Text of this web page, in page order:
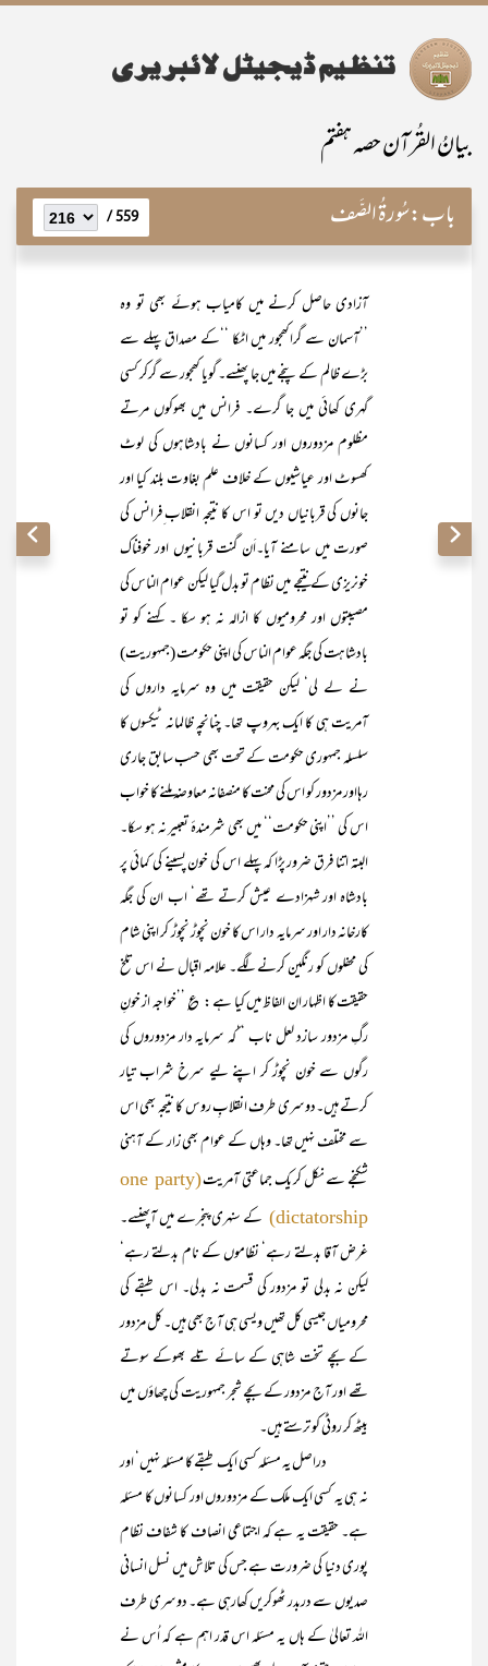
بیانُ القُرآن حصہ ہفتم
باب:سُورۃُ الصَّف 559 /
آزادی حاصل کرنے میں کامیاب ہوئے بھی تو وہ
’’آسمان سے گراکھجور میں اٹکا ‘‘کے مصداق پہلے سے
بڑے ظالم کے پنجے میں جا پھنسے۔ گویا کھجور سے گرکر کسی
گہری کھائی میں جا گرے۔ فرانس میں بھوکوں مرتے
مظلوم مزدوروں اور کسانوں نے بادشاہوں کی لوٹ
کھسوٹ اور عیاشیوں کے خلاف علم بغاوت بلند کیا اور
جانوں کی قربانیاں دیں تو اس کا نتیجہ انقلاب ِفرانس کی
صورت میں سامنے آیا۔اَن گنت قربانیوں اور خوفناک
خونریزی کے نتیجے میں نظام تو بدل گیا لیکن عوام الناس کی
مصیبتوں اور محرومیوں کا ازالہ نہ ہو سکا ۔ کہنے کو تو
بادشاہت کی جگہ عوام الناس کی اپنی حکومت (جمہوریت)
نے لے لی‘ لیکن حقیقت میں وہ سرمایہ داروں کی
آمریت ہی کا ایک بہروپ تھا۔ چنانچہ ظالمانہ ٹیکسوں کا
سلسلہ جمہوری حکومت کے تحت بھی حسب سابق جاری
رہااور مزدور کو اس کی محنت کا منصفانہ معاوضہ ملنے کا خواب
اس کی ’’اپنی حکومت‘‘ میں بھی شرمندۂ تعبیر نہ ہو سکا۔
البتہ اتنا فرق ضرور پڑا کہ پہلے اس کی خون پسینے کی کمائی پر
بادشاہ اور شہزادے عیش کرتے تھے‘ اب ان کی جگہ
کارخانہ دار اور سرمایہ دار اس کا خون نچوڑ نچوڑ کر اپنی شام
کی محفلوں کو رنگین کرنے لگے۔ علامہ اقبال نے اس تلخ
حقیقت کا اظہار ان الفاظ میں کیا ہے : ؏ ’’خواجہ از خونِ
رگِ مزدور سازد لعل ناب ‘‘کہ سرمایہ دار مزدوروں کی
رگوں سے خون نچوڑ کر اپنے لیے سرخ شراب تیار
کرتے ہیں۔دوسری طرف انقلابِ روس کا نتیجہ بھی اس
سے مختلف نہیں تھا۔ وہاں کے عوام بھی زار کے آہنی
شکنجے سے نکل کر یک جماعتی آمریت (one party
dictatorship)
کے سنہری پنجرے میں آپھنسے۔
غرض آقا بدلتے رہے‘ نظاموں کے نام بدلتے رہے‘
لیکن نہ بدلی تو مزدور کی قسمت نہ بدلی۔ اس طبقے کی
محرومیاں جیسی کل تھیں ویسی ہی آج بھی ہیں۔ کل مزدور
کے بچے تخت شاہی کے سائے تلے بھوکے سوتے
تھے اور آج مزدور کے بچے شجر جمہوریت کی چھاؤں میں
بیٹھ کر روٹی کو ترستے ہیں۔
دراصل یہ مسئلہ کسی ایک طبقے کا مسئلہ نہیں‘ اور
نہ ہی یہ کسی ایک ملک کے مزدوروں اور کسانوں کا مسئلہ
ہے۔ حقیقت یہ ہے کہ اجتماعی انصاف کا شفاف نظام
پوری دنیا کی ضرورت ہے جس کی تلاش میں نسل انسانی
صدیوں سے دربدر ٹھوکریں کھارہی ہے۔ دوسری طرف
اللہ تعالیٰ کے ہاں یہ مسئلہ اس قدر اہم ہے کہ اُس نے